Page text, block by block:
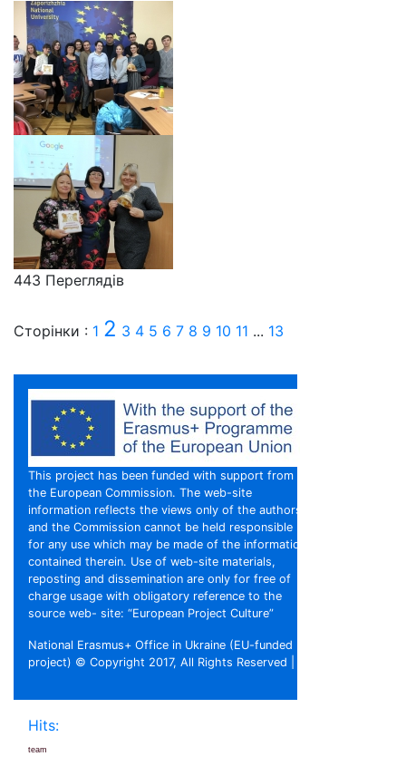
443 Пере­гля­дів
Сторінки : 1 2 3 4 5 6 7 8 9 10 11 ... 13
This project has been funded with support from
the European Commission. The web-site
information reflects the views only of the authors,
and the Commission cannot be held responsible
for any use which may be made of the information
contained therein. Use of web-site materials,
reposting and dissemination are only for free of
charge usage with obligatory reference to the
source web- site: “European Project Culture”
National Erasmus+ Office in Ukraine (EU-funded
project) © Copyright 2017, All Rights Reserved |
Hits:
team